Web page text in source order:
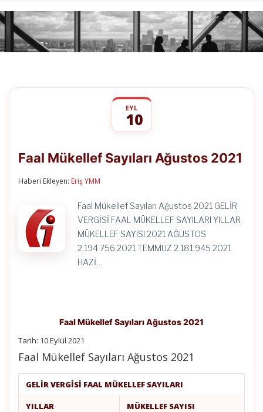
EYL
10
Sayıları
Ağustos
Faal Mükellef Sayıları Ağustos 2021
Haberi Ekleyen: Eriş YMM
Faal Mükellef Sayıları Ağustos 2021 GELİR
VERGİSİ FAAL MÜKELLEF SAYILARI YILLAR
MÜKELLEF SAYISI 2021 AĞUSTOS
2.194.756 2021 TEMMUZ 2.181.945 2021
HAZİ…
Faal Mükellef Sayıları Ağustos 2021
Tarih: 10 Eylül 2021
Faal Mükellef Sayıları Ağustos 2021
GELİR VERGİSİ FAAL MÜKELLEF SAYILARI
YILLAR MÜKELLEF SAYISI